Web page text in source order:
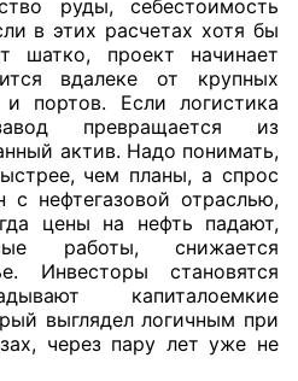
руды, себестоимость
в этих расчетах хотя бы
шатко, проект начинает
вдалеке от крупных
портов. Если логистика
превращается из
актив. Надо понимать,
чем планы, а спрос
с нефтегазовой отраслью,
цены на нефть падают,
работы, снижается
Инвесторы становятся
капиталоемкие
выглядел логичным при
через пару лет уже не